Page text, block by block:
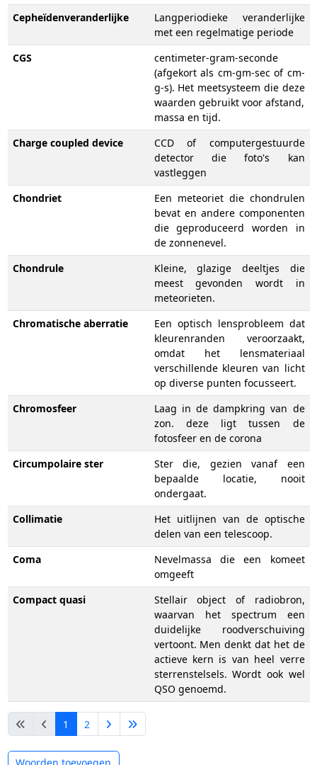
Cepheïdenveranderlijke
Langperiodieke veranderlijke
met een regelmatige periode
CGS
centimeter-gram-seconde
(afgekort als cm-gm-sec of cm-
g-s). Het meetsysteem die deze
waarden gebruikt voor afstand,
massa en tijd.
Charge coupled device
CCD of computergestuurde
detector die foto's kan
vastleggen
Chondriet
Een meteoriet die chondrulen
bevat en andere componenten
die geproduceerd worden in
de zonnenevel.
Chondrule
Kleine, glazige deeltjes die
meest gevonden wordt in
meteorieten.
Chromatische aberratie
Een optisch lensprobleem dat
kleurenranden veroorzaakt,
omdat het lensmateriaal
verschillende kleuren van licht
op diverse punten focusseert.
Chromosfeer
Laag in de dampkring van de
zon. deze ligt tussen de
fotosfeer en de corona
Circumpolaire ster
Ster die, gezien vanaf een
bepaalde locatie, nooit
ondergaat.
Collimatie
Het uitlijnen van de optische
delen van een telescoop.
Coma
Nevelmassa die een komeet
omgeeft
Compact quasi
Stellair object of radiobron,
waarvan het spectrum een
duidelijke roodverschuiving
vertoont. Men denkt dat het de
actieve kern is van heel verre
sterrenstelsels. Wordt ook wel
QSO genoemd.
1 2